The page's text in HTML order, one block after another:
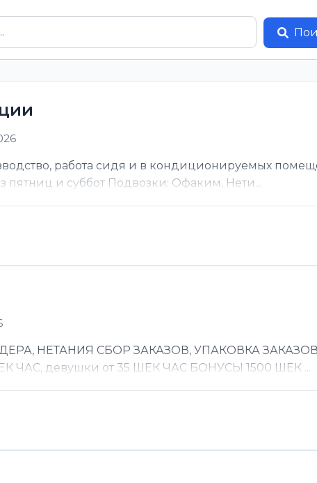
работа сидя и в кондиционируемых
пятниц и суббот Подвозки: Офаким, Нети...
НЕТАНИЯ СБОР ЗАКАЗОВ, УПАКОВКА ЗАКАЗОВ
ЧАС, девушки от 35 ШЕК ЧАС БОНУСЫ 1500 ШЕК ...